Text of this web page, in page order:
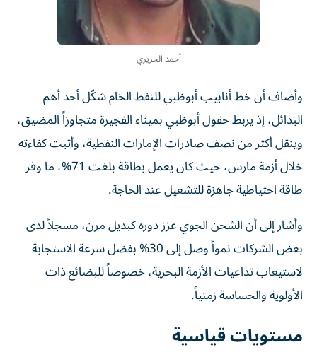
أحمد الحريري
وأضاف أن خط أنابيب أبوظبي للنفط الخام شكّل أحد أهم
البدائل، إذ يربط حقول أبوظبي بميناء الفجيرة متجاوزاً المضيق،
وينقل أكثر من نصف صادرات الإمارات النفطية، وأثبت كفاءته
خلال أزمة مارس، حيث كان يعمل بطاقة بلغت 71%، ما وفر
طاقة احتياطية جاهزة للتشغيل عند الحاجة.
وأشار إلى أن الشحن الجوي عزز دوره كبديل مرن، مسجلاً لدى
بعض الشركات نمواً وصل إلى 30% بفضل سرعة الاستجابة
لاستيعاب تداعيات الأزمة البحرية، خصوصاً للبضائع ذات
الأولوية والحساسة زمنياً.
مستويات قياسية